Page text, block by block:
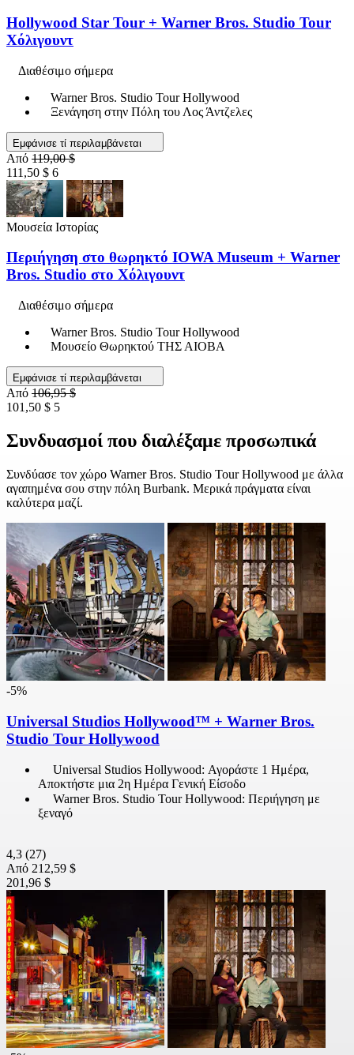
Hollywood Star Tour + Warner Bros. Studio Tour
Χόλιγουντ
Διαθέσιμο σήμερα
Warner Bros. Studio Tour Hollywood
Ξενάγηση στην Πόλη του Λος Άντζελες
Εμφάνισε τί περιλαμβάνεται
Από 119,00 $
111,50 $ 6
Μουσεία Ιστορίας
Περιήγηση στο θωρηκτό IOWA Museum + Warner
Bros. Studio στο Χόλιγουντ
Διαθέσιμο σήμερα
Warner Bros. Studio Tour Hollywood
Μουσείο Θωρηκτού ΤΗΣ ΑΙΟΒΑ
Εμφάνισε τί περιλαμβάνεται
Από 106,95 $
101,50 $ 5
Συνδυασμοί που διαλέξαμε προσωπικά
Συνδύασε τον χώρο Warner Bros. Studio Tour Hollywood με άλλα
αγαπημένα σου στην πόλη Burbank. Μερικά πράγματα είναι
καλύτερα μαζί.
-5%
Universal Studios Hollywood™ + Warner Bros.
Studio Tour Hollywood
Universal Studios Hollywood: Αγοράστε 1 Ημέρα,
Αποκτήστε μια 2η Ημέρα Γενική Είσοδο
Warner Bros. Studio Tour Hollywood: Περιήγηση με
ξεναγό
4,3 (27)
Από 212,59 $
201,96 $